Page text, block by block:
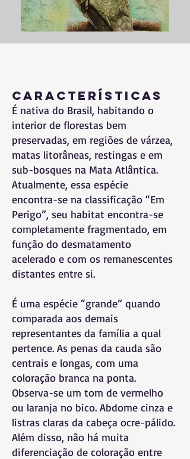
Características
É nativa do Brasil, habitando o
interior de florestas bem
preservadas, em regiões de várzea,
matas litorâneas, restingas e em
sub-bosques na Mata Atlântica.
Atualmente, essa espécie
encontra-se na classificação “Em
Perigo”, seu habitat encontra-se
completamente fragmentado, em
função do desmatamento
acelerado e com os remanescentes
distantes entre si.
É uma espécie “grande” quando
comparada aos demais
representantes da família a qual
pertence. As penas da cauda são
centrais e longas, com uma
coloração branca na ponta.
Observa-se um tom de vermelho
ou laranja no bico. Abdome cinza e
listras claras da cabeça ocre-pálido.
Além disso, não há muita
diferenciação de coloração entre